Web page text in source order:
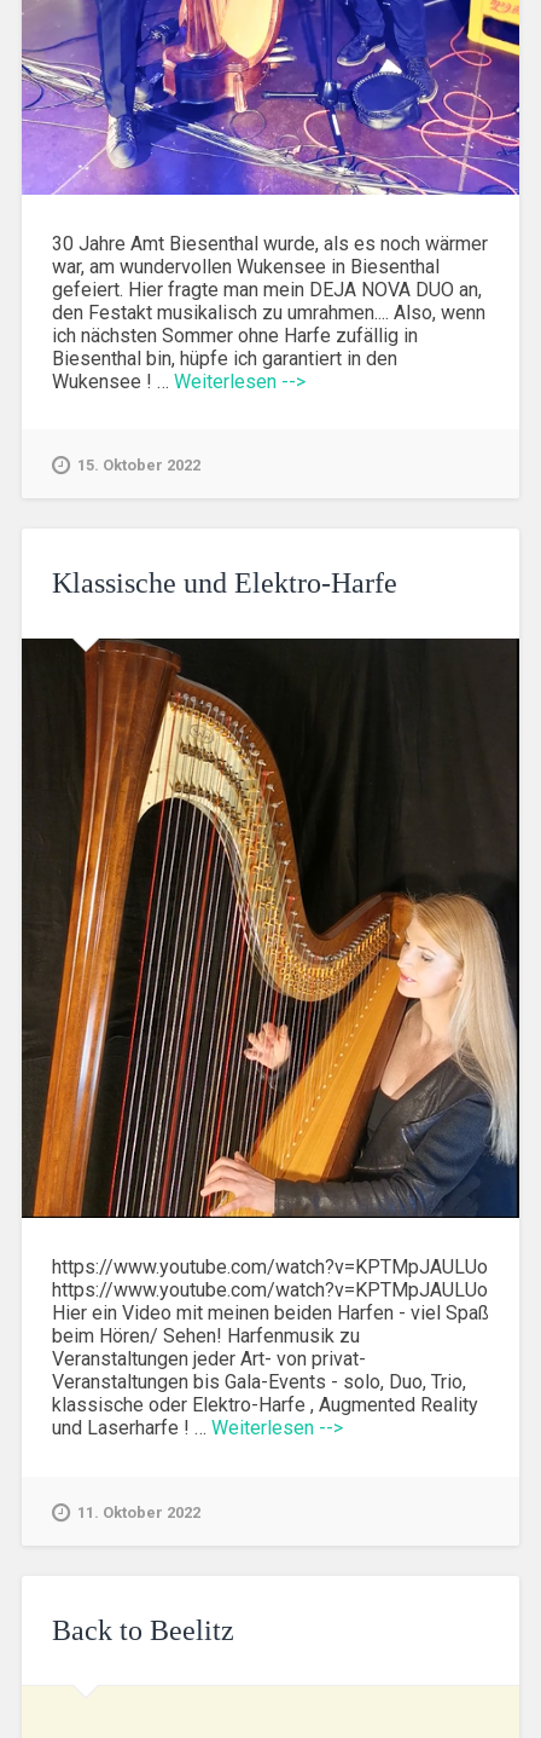
30 Jahre Amt Biesenthal wurde, als es noch wärmer
war, am wundervollen Wukensee in Biesenthal
gefeiert. Hier fragte man mein DEJA NOVA DUO an,
den Festakt musikalisch zu umrahmen.... Also, wenn
ich nächsten Sommer ohne Harfe zufällig in
Biesenthal bin, hüpfe ich garantiert in den
Wukensee ! … Weiterlesen -->
15. Oktober 2022
Klassische und Elektro-Harfe
https://www.youtube.com/watch?v=KPTMpJAULUo
https://www.youtube.com/watch?v=KPTMpJAULUo
Hier ein Video mit meinen beiden Harfen - viel Spaß
beim Hören/ Sehen! Harfenmusik zu
Veranstaltungen jeder Art- von privat-
Veranstaltungen bis Gala-Events - solo, Duo, Trio,
klassische oder Elektro-Harfe , Augmented Reality
und Laserharfe ! … Weiterlesen -->
11. Oktober 2022
Back to Beelitz